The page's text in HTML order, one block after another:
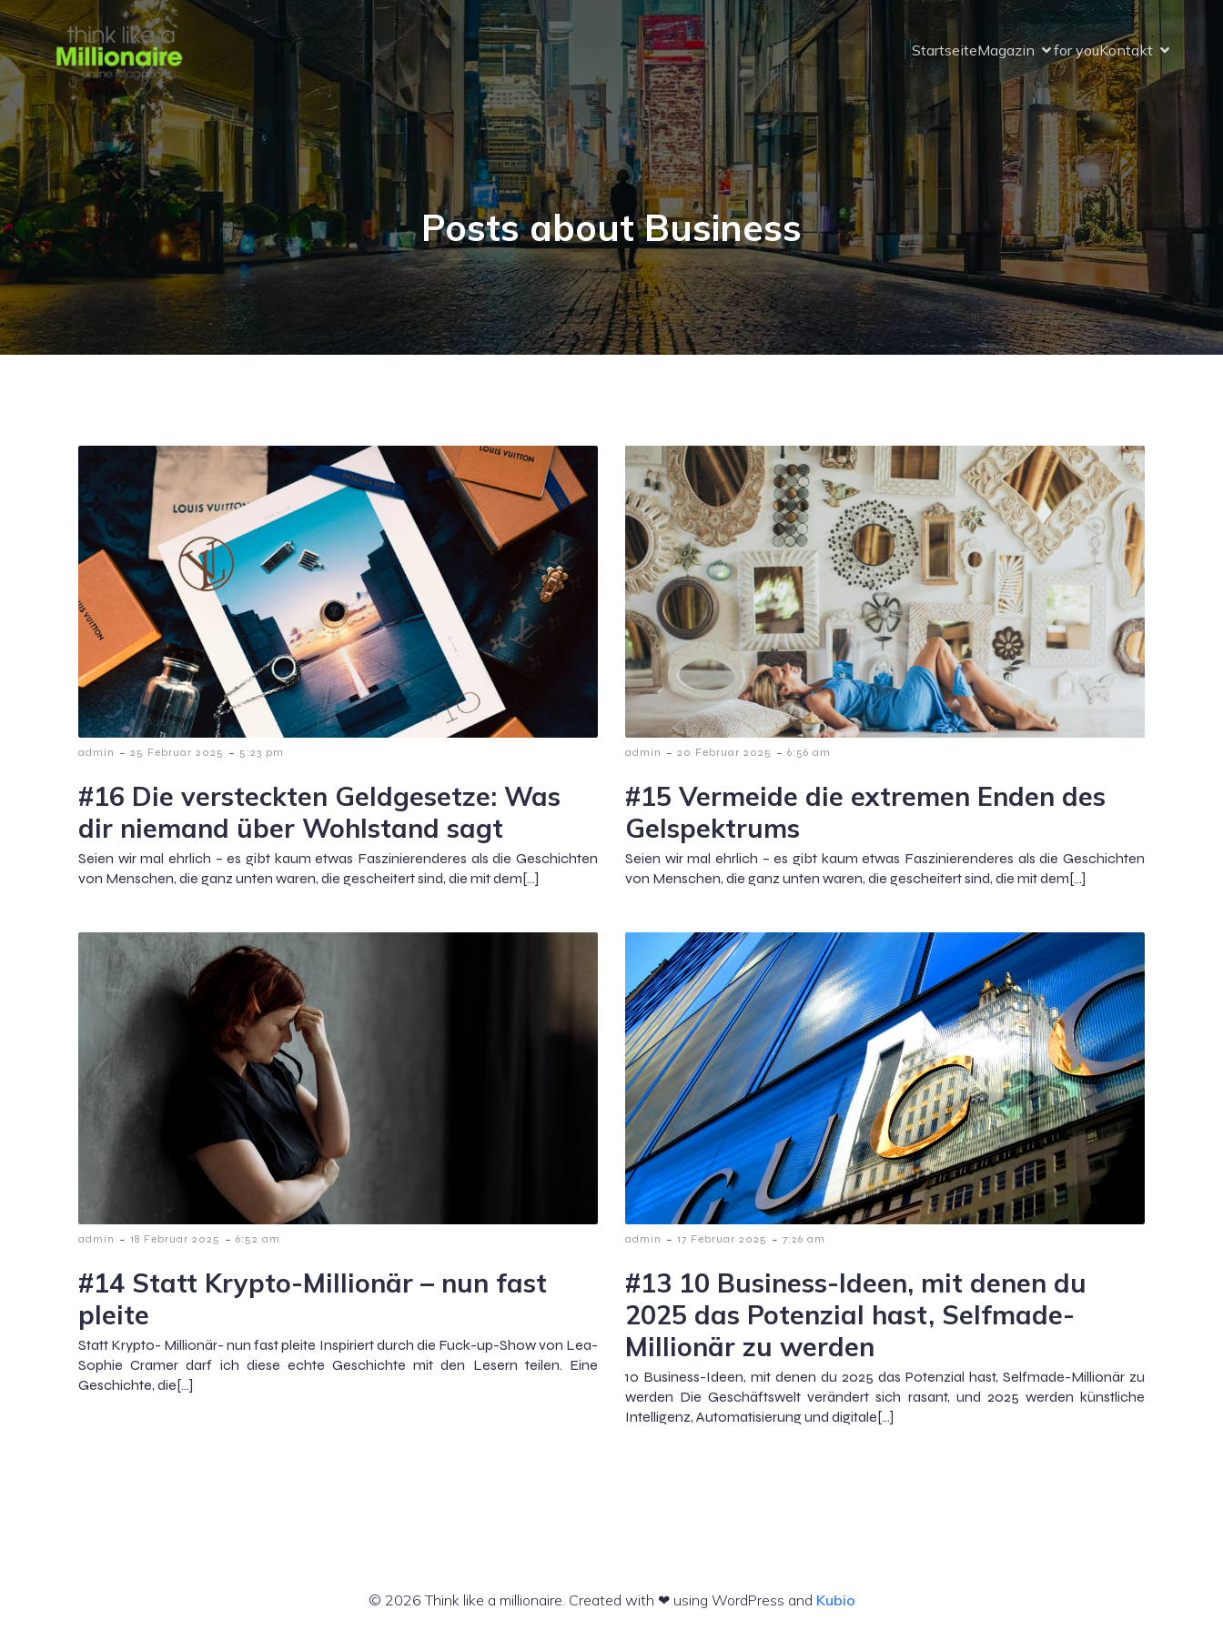
StartseiteMagazin for youKontakt
Posts about Business
admin - 25 Februar 2025 - 5:23 pm
#16 Die versteckten Geldgesetze: Was
dir niemand über Wohlstand sagt
Seien wir mal ehrlich – es gibt kaum etwas Faszinierenderes als die Geschichten
von Menschen, die ganz unten waren, die gescheitert sind, die mit dem[…]
admin - 20 Februar 2025 - 6:56 am
#15 Vermeide die extremen Enden des
Gelspektrums
Seien wir mal ehrlich – es gibt kaum etwas Faszinierenderes als die Geschichten
von Menschen, die ganz unten waren, die gescheitert sind, die mit dem[…]
admin - 18 Februar 2025 - 6:52 am
#14 Statt Krypto-Millionär – nun fast
pleite
Statt Krypto- Millionär- nun fast pleite Inspiriert durch die Fuck-up-Show von Lea-
Sophie Cramer darf ich diese echte Geschichte mit den Lesern teilen. Eine
Geschichte, die[…]
admin - 17 Februar 2025 - 7:26 am
#13 10 Business-Ideen, mit denen du
2025 das Potenzial hast, Selfmade-
Millionär zu werden
10 Business-Ideen, mit denen du 2025 das Potenzial hast, Selfmade-Millionär zu
werden Die Geschäftswelt verändert sich rasant, und 2025 werden künstliche
Intelligenz, Automatisierung und digitale[…]
© 2026 Think like a millionaire. Created with ❤ using WordPress and Kubio